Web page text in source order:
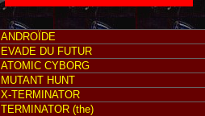
ANDROÏDE
EVADE DU FUTUR
ATOMIC CYBORG
MUTANT HUNT
X-TERMINATOR
TERMINATOR (the)